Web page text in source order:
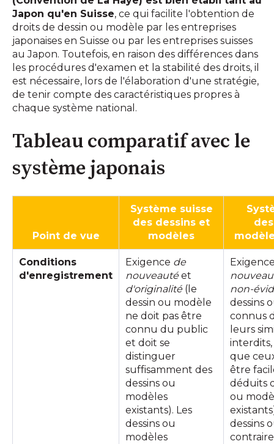
Japon qu'en Suisse, ce qui facilite l'obtention de
droits de dessin ou modèle par les entreprises
japonaises en Suisse ou par les entreprises suisses
au Japon. Toutefois, en raison des différences dans
les procédures d'examen et la stabilité des droits, il
est nécessaire, lors de l'élaboration d'une stratégie,
de tenir compte des caractéristiques propres à
chaque système national.
Tableau comparatif avec le
système japonais
Point de vue
Système suisse
des dessins et
modèles
Conditions
d'enregistrement
Exigence de
nouveautéet
d'originalité(le
dessin ou modèle
ne doit pas être
connu du public
et doit se
distinguer
suffisamment des
dessins ou
modèles
existants). Les
dessins ou
modèles
non-
dessins
connus
leurs
que
être
déduits
ou
dessins